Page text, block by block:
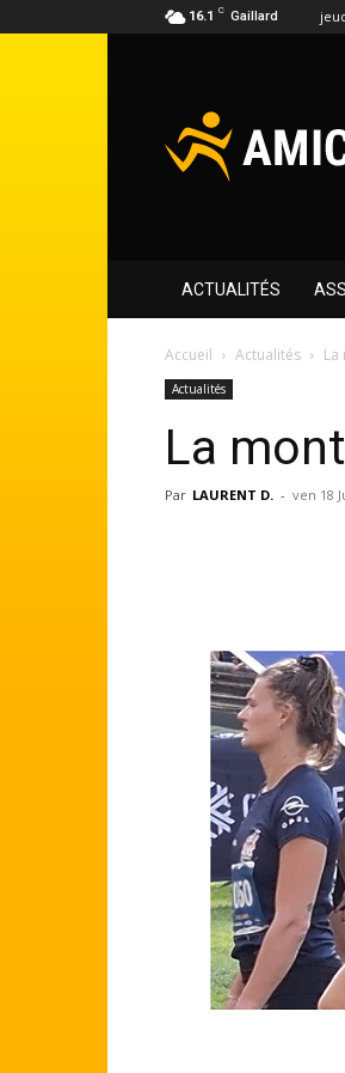
16.1 C Gaillard
ACTUALITÉS
Accueil Actualités La
Actualités
La
Par LAURENT D. - ven 18